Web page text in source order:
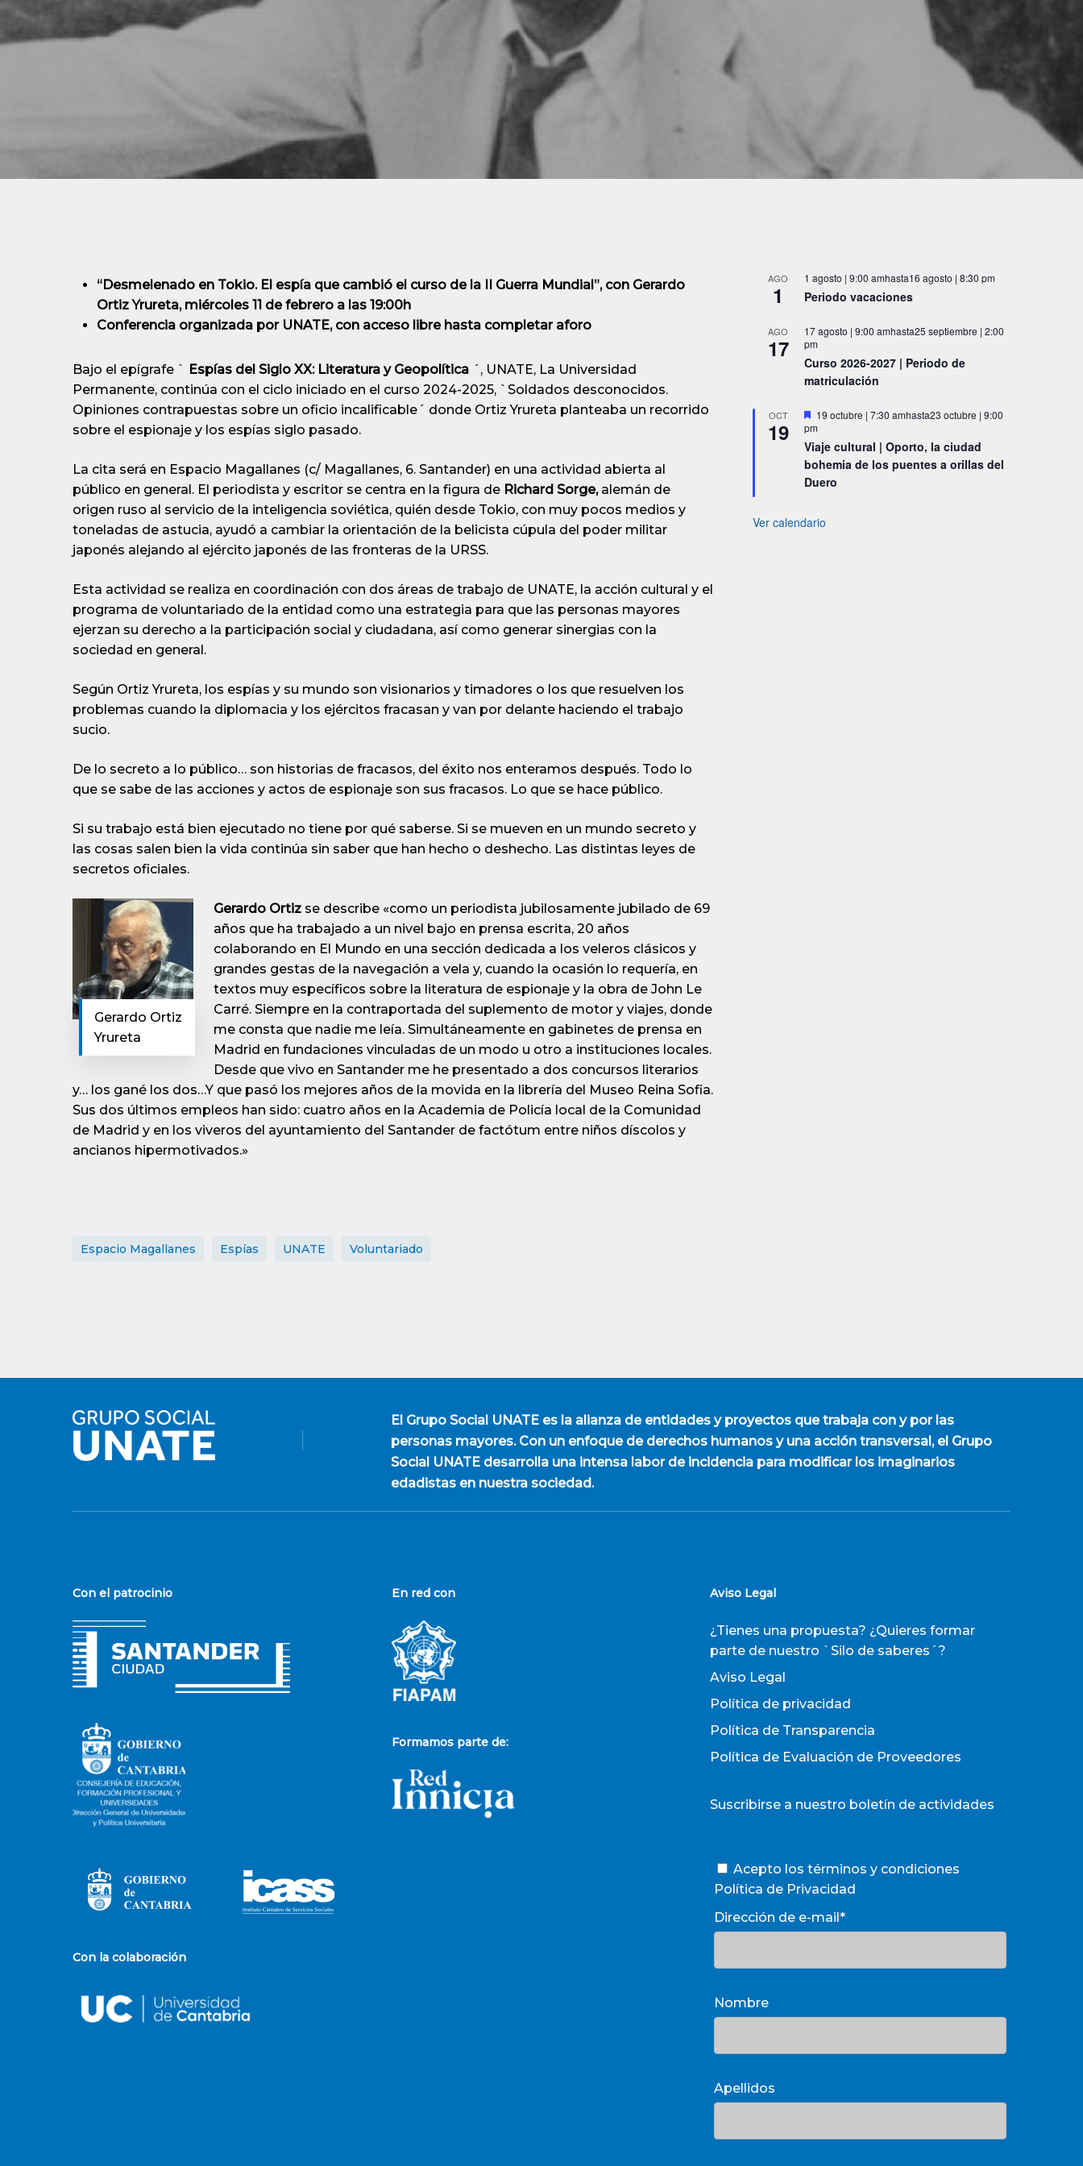
“Desmelenado en Tokio. El espía que cambió el curso de la II Guerra Mundial”, con Gerardo
Ortiz Yrureta, miércoles 11 de febrero a las 19:00h
Conferencia organizada por UNATE, con acceso libre hasta completar aforo
Bajo el epígrafe ` Espías del Siglo XX: Literatura y Geopolítica ´, UNATE, La Universidad
Permanente, continúa con el ciclo iniciado en el curso 2024-2025, `Soldados desconocidos.
Opiniones contrapuestas sobre un oficio incalificable´ donde Ortiz Yrureta planteaba un recorrido
sobre el espionaje y los espías siglo pasado.
La cita será en Espacio Magallanes (c/ Magallanes, 6. Santander) en una actividad abierta al
público en general. El periodista y escritor se centra en la figura de Richard Sorge,alemán de
origen ruso al servicio de la inteligencia soviética, quién desde Tokio, con muy pocos medios y
toneladas de astucia, ayudó a cambiar la orientación de la belicista cúpula del poder militar
japonés alejando al ejército japonés de las fronteras de la URSS.
Esta actividad se realiza en coordinación con dos áreas de trabajo de UNATE, la acción cultural y el
programa de voluntariado de la entidad como una estrategia para que las personas mayores
ejerzan su derecho a la participación social y ciudadana, así como generar sinergias con la
sociedad en general.
Según Ortiz Yrureta, los espías y su mundo son visionarios y timadores o los que resuelven los
problemas cuando la diplomacia y los ejércitos fracasan y van por delante haciendo el trabajo
sucio.
De lo secreto a lo público… son historias de fracasos, del éxito nos enteramos después. Todo lo
que se sabe de las acciones y actos de espionaje son sus fracasos. Lo que se hace público.
Si su trabajo está bien ejecutado no tiene por qué saberse. Si se mueven en un mundo secreto y
las cosas salen bien la vida continúa sin saber que han hecho o deshecho. Las distintas leyes de
secretos oficiales.
Gerardo Ortiz
Yrureta
Gerardo Ortiz se describe «como un periodista jubilosamente jubilado de 69
años que ha trabajado a un nivel bajo en prensa escrita, 20 años
colaborando en El Mundo en una sección dedicada a los veleros clásicos y
grandes gestas de la navegación a vela y, cuando la ocasión lo requería, en
textos muy específicos sobre la literatura de espionaje y la obra de John Le
Carré. Siempre en la contraportada del suplemento de motor y viajes, donde
me consta que nadie me leía. Simultáneamente en gabinetes de prensa en
Madrid en fundaciones vinculadas de un modo u otro a instituciones locales.
Desde que vivo en Santander me he presentado a dos concursos literarios
y… los gané los dos…Y que pasó los mejores años de la movida en la librería del Museo Reina Sofia.
Sus dos últimos empleos han sido: cuatro años en la Academia de Policía local de la Comunidad
de Madrid y en los viveros del ayuntamiento del Santander de factótum entre niños díscolos y
ancianos hipermotivados.»
Espacio Magallanes Espías UNATE Voluntariado
AGO
1
1 agosto | 9:00 amhasta16 agosto | 8:30 pm
Periodo vacaciones
AGO
17
17 agosto | 9:00 amhasta25 septiembre | 2:00
pm
Curso 2026-2027 | Periodo de
matriculación
OCT
19
Destacado
19 octubre | 7:30 amhasta23 octubre | 9:00
pm
Viaje cultural | Oporto, la ciudad
bohemia de los puentes a orillas del
Duero
Ver calendario
El Grupo Social UNATEes la alianza de entidades y proyectos que trabaja con y por las
personas mayores. Con un enfoque de derechos humanos y una acción transversal, el Grupo
Social UNATE desarrolla una intensa labor de incidencia para modificar los imaginarios
edadistas en nuestra sociedad.
Con el patrocinio
Con la colaboración
En red con
Formamos parte de:
Aviso Legal
¿Tienes una propuesta? ¿Quieres formar
parte de nuestro `Silo de saberes´?
Aviso Legal
Política de privacidad
Política de Transparencia
Política de Evaluación de Proveedores
Suscribirse a nuestro boletín de actividades
Acepto los términos y condiciones
Política de Privacidad
Dirección de e-mail*
Nombre
Apellidos